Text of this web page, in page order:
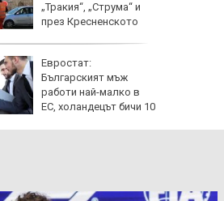
„Тракия“, „Струма“ и
през Кресненското
Евростат:
Българският мъж
работи най-малко в
ЕС, холандецът бичи 10